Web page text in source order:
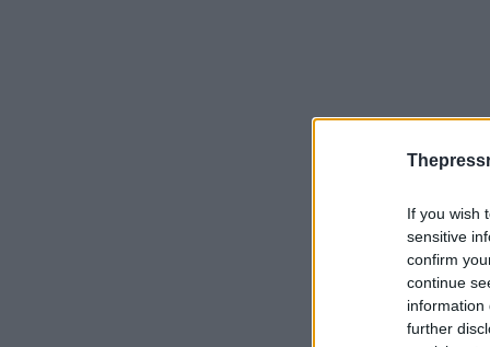
If you wish
sensitive
confirm
continue
information
further